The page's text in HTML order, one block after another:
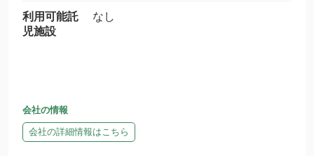
利用可能託
児施設
なし
会社の情報
会社の詳細情報はこちら